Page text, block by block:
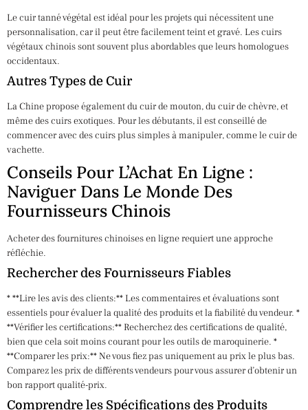
Le cuir tanné végétal est idéal pour les projets qui nécessitent une
personnalisation, car il peut être facilement teint et gravé. Les cuirs
végétaux chinois sont souvent plus abordables que leurs homologues
occidentaux.
Autres Types de Cuir
La Chine propose également du cuir de mouton, du cuir de chèvre, et
même des cuirs exotiques. Pour les débutants, il est conseillé de
commencer avec des cuirs plus simples à manipuler, comme le cuir de
vachette.
Conseils Pour L’Achat En Ligne :
Naviguer Dans Le Monde Des
Fournisseurs Chinois
Acheter des fournitures chinoises en ligne requiert une approche
réfléchie.
Rechercher des Fournisseurs Fiables
* **Lire les avis des clients:** Les commentaires et évaluations sont
essentiels pour évaluer la qualité des produits et la fiabilité du vendeur. *
**Vérifier les certifications:** Recherchez des certifications de qualité,
bien que cela soit moins courant pour les outils de maroquinerie. *
**Comparer les prix:** Ne vous fiez pas uniquement au prix le plus bas.
Comparez les prix de différents vendeurs pour vous assurer d’obtenir un
bon rapport qualité-prix.
Comprendre les Spécifications des Produits